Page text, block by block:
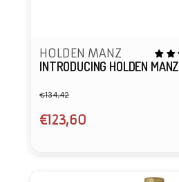
HOLDEN MANZ
INTRODUCING HOLDEN MANZ
Normaler
Preis
€134,42
Verkaufspreis
€123,60